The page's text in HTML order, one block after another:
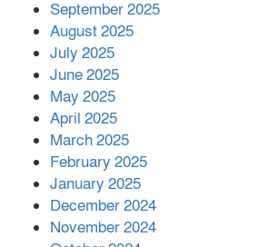
আহত ৪০
September 2025
August 2025
July 2025
June 2025
May 2025
April 2025
March 2025
February 2025
January 2025
December 2024
November 2024